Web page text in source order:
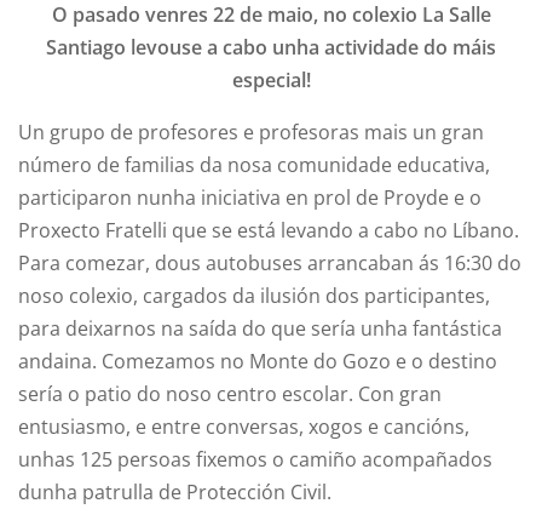
O pasado venres 22 de maio, no colexio La Salle
Santiago levouse a cabo unha actividade do máis
especial!
Un grupo de profesores e profesoras mais un gran
número de familias da nosa comunidade educativa,
participaron nunha iniciativa en prol de Proyde e o
Proxecto Fratelli que se está levando a cabo no Líbano.
Para comezar, dous autobuses arrancaban ás 16:30 do
noso colexio, cargados da ilusión dos participantes,
para deixarnos na saída do que sería unha fantástica
andaina. Comezamos no Monte do Gozo e o destino
sería o patio do noso centro escolar. Con gran
entusiasmo, e entre conversas, xogos e cancións,
unhas 125 persoas fixemos o camiño acompañados
dunha patrulla de Protección Civil.